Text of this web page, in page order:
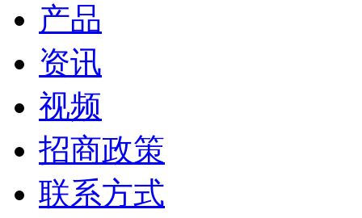
产品
资讯
视频
招商政策
联系方式